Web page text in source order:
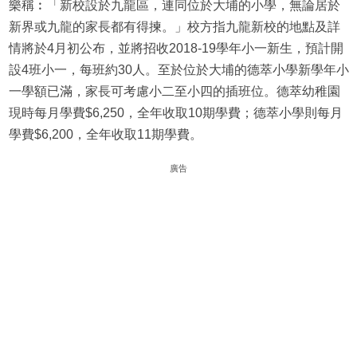
樂稱︰「新校設於九龍區，連同位於大埔的小學，無論居於
新界或九龍的家長都有得揀。」校方指九龍新校的地點及詳
情將於4月初公布，並將招收2018-19學年小一新生，預計開
設4班小一，每班約30人。至於位於大埔的德萃小學新學年小
一學額已滿，家長可考慮小二至小四的插班位。德萃幼稚園
現時每月學費$6,250，全年收取10期學費；德萃小學則每月
學費$6,200，全年收取11期學費。
廣告